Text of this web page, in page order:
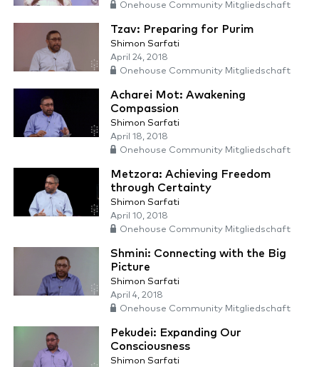
Onehouse Community Mitgliedschaft
Tzav: Preparing for Purim
Shimon Sarfati
April 24, 2018
Onehouse Community Mitgliedschaft
Acharei Mot: Awakening
Compassion
Shimon Sarfati
April 18, 2018
Onehouse Community Mitgliedschaft
Metzora: Achieving Freedom
through Certainty
Shimon Sarfati
April 10, 2018
Onehouse Community Mitgliedschaft
Shmini: Connecting with the Big
Picture
Shimon Sarfati
April 4, 2018
Onehouse Community Mitgliedschaft
Pekudei: Expanding Our
Consciousness
Shimon Sarfati